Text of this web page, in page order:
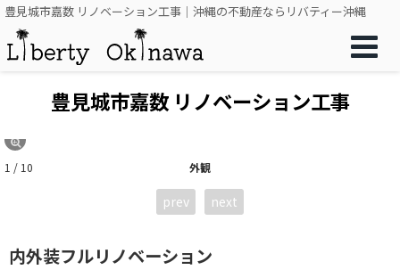
豊見城市嘉数 リノベーション工事｜沖縄の不動産ならリバティー沖縄
豊見城市嘉数 リノベーション工事
外観
1 / 10
prev next
内外装フルリノベーション